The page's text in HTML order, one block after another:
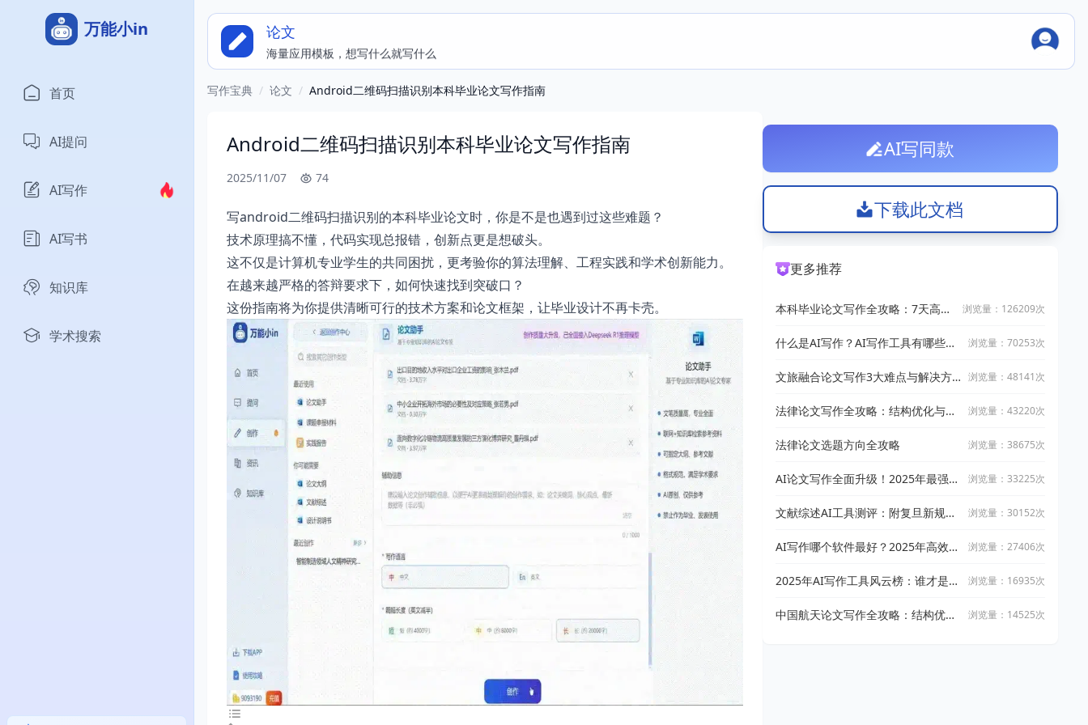
万能小in
首页
AI提问
AI写作
AI写书
知识库
学术搜索
论文
海量应用模板，想写什么就写什么
写作宝典 / 论文 / Android二维码扫描识别本科毕业论文写作指南
Android二维码扫描识别本科毕业论文写作指南
2025/11/07 74
写android二维码扫描识别的本科毕业论文时，你是不是也遇到过这些难题？
技术原理搞不懂，代码实现总报错，创新点更是想破头。
这不仅是计算机专业学生的共同困扰，更考验你的算法理解、工程实践和学术创新能力。
在越来越严格的答辩要求下，如何快速找到突破口？
这份指南将为你提供清晰可行的技术方案和论文框架，让毕业设计不再卡壳。
AI写同款
下载此文档
更多推荐
本科毕业论文写作全攻略：7天高效
浏览量：126209次
什么是AI写作？AI写作工具有哪些？
浏览量：70253次
文旅融合论文写作3大难点与解决方
浏览量：48141次
法律论文写作全攻略：结构优化与文
浏览量：43220次
法律论文选题方向全攻略 浏览量：38675次
AI论文写作全面升级！2025年最强写
稿
浏览量：33225次
文献综述AI工具测评：附复旦新规下
浏览量：30152次
AI写作哪个软件最好？2025年高效智
浏览量：27406次
2025年AI写作工具风云榜：谁才是真
浏览量：16935次
中国航天论文写作全攻略：结构优化
浏览量：14525次